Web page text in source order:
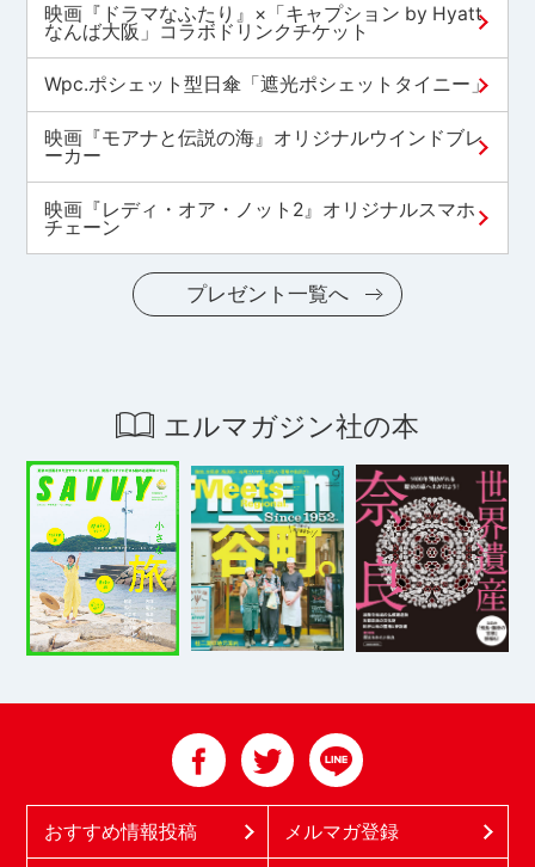
映画『ドラマなふたり』×「キャプション by Hyatt
なんば大阪」コラボドリンクチケット
Wpc.ポシェット型日傘「遮光ポシェットタイニー」
映画『モアナと伝説の海』オリジナルウインドブレ
ーカー
映画『レディ・オア・ノット2』オリジナルスマホ
チェーン
プレゼント一覧へ
エルマガジン社の本
おすすめ情報投稿 メルマガ登録